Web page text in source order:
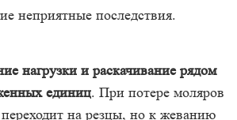
неприятные последствия.
нагрузки и раскачивание рядом
единиц. При потере моляров
переходит на резцы, но к жеванию